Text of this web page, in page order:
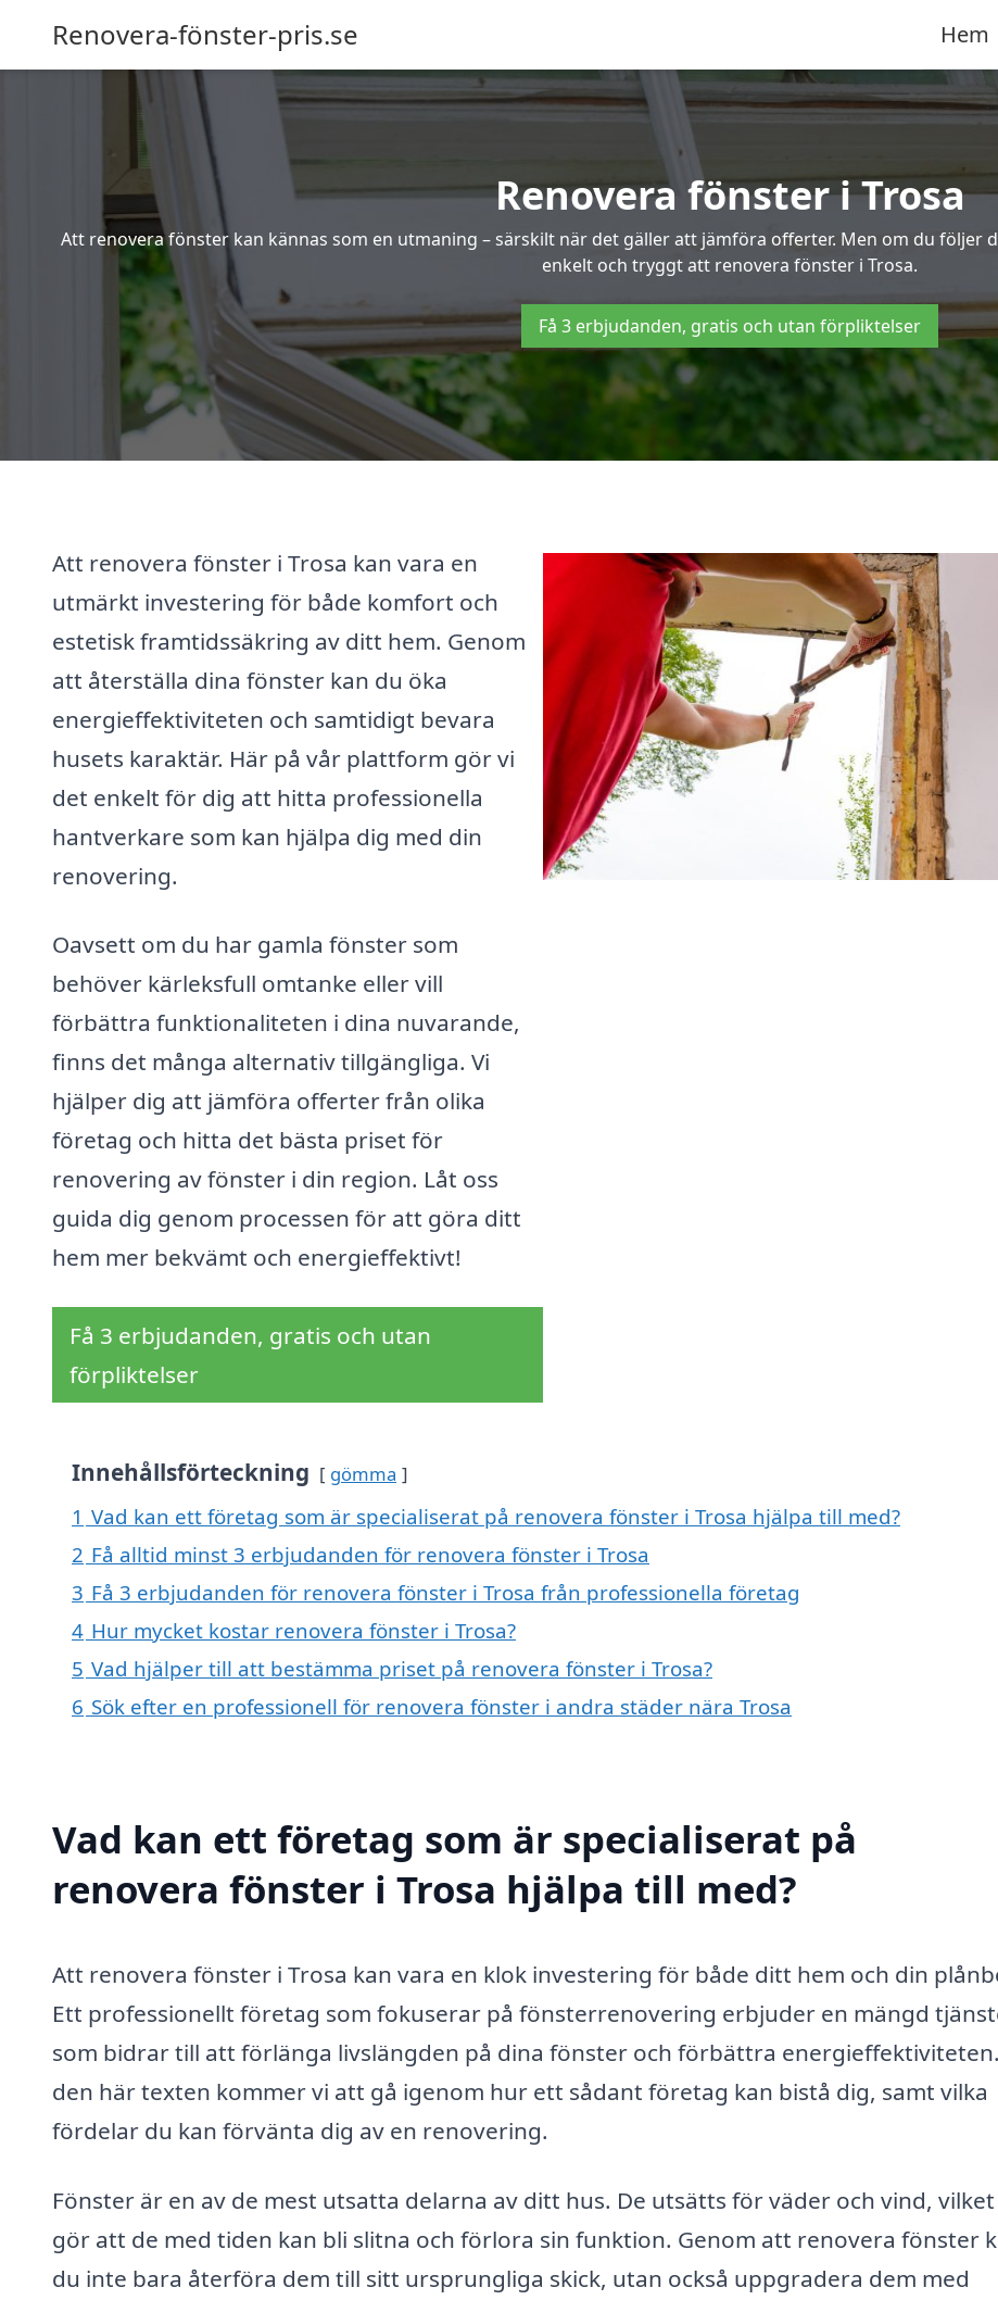
Renovera-fönster-pris.se Hem
Renovera fönster i Trosa
Att renovera fönster kan kännas som en utmaning – särskilt när det gäller att jämföra offerter. Men om du följer
enkelt och tryggt att renovera fönster i Trosa.
Få 3 erbjudanden, gratis och utan förpliktelser
Att renovera fönster i Trosa kan vara en
utmärkt investering för både komfort och
estetisk framtidssäkring av ditt hem. Genom
att återställa dina fönster kan du öka
energieffektiviteten och samtidigt bevara
husets karaktär. Här på vår plattform gör vi
det enkelt för dig att hitta professionella
hantverkare som kan hjälpa dig med din
renovering.
Oavsett om du har gamla fönster som
behöver kärleksfull omtanke eller vill
förbättra funktionaliteten i dina nuvarande,
finns det många alternativ tillgängliga. Vi
hjälper dig att jämföra offerter från olika
företag och hitta det bästa priset för
renovering av fönster i din region. Låt oss
guida dig genom processen för att göra ditt
hem mer bekvämt och energieffektivt!
Få 3 erbjudanden, gratis och utan
förpliktelser
Innehållsförteckning gömma
1 Vad kan ett företag som är specialiserat på renovera fönster i Trosa hjälpa till med?
2 Få alltid minst 3 erbjudanden för renovera fönster i Trosa
3 Få 3 erbjudanden för renovera fönster i Trosa från professionella företag
4 Hur mycket kostar renovera fönster i Trosa?
5 Vad hjälper till att bestämma priset på renovera fönster i Trosa?
6 Sök efter en professionell för renovera fönster i andra städer nära Trosa
Vad kan ett företag som är specialiserat på
renovera fönster i Trosa hjälpa till med?
Att renovera fönster i Trosa kan vara en klok investering för både ditt hem och din
Ett professionellt företag som fokuserar på fönsterrenovering erbjuder en mängd
som bidrar till att förlänga livslängden på dina fönster och förbättra
den här texten kommer vi att gå igenom hur ett sådant företag kan bistå dig, samt vilka
fördelar du kan förvänta dig av en renovering.
Fönster är en av de mest utsatta delarna av ditt hus. De utsätts för väder och vind, vilket
gör att de med tiden kan bli slitna och förlora sin funktion. Genom att renovera fönster
du inte bara återföra dem till sitt ursprungliga skick, utan också uppgradera dem med